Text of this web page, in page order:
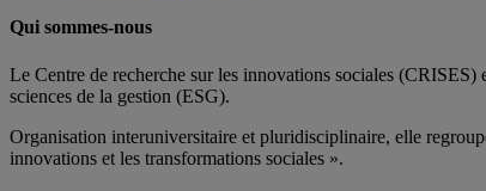
Qui sommes-nous
Le Centre de recherche sur les innovations sociales
sciences de la gestion (ESG).
Organisation interuniversitaire et pluridisciplinaire, elle
innovations et les transformations sociales ».